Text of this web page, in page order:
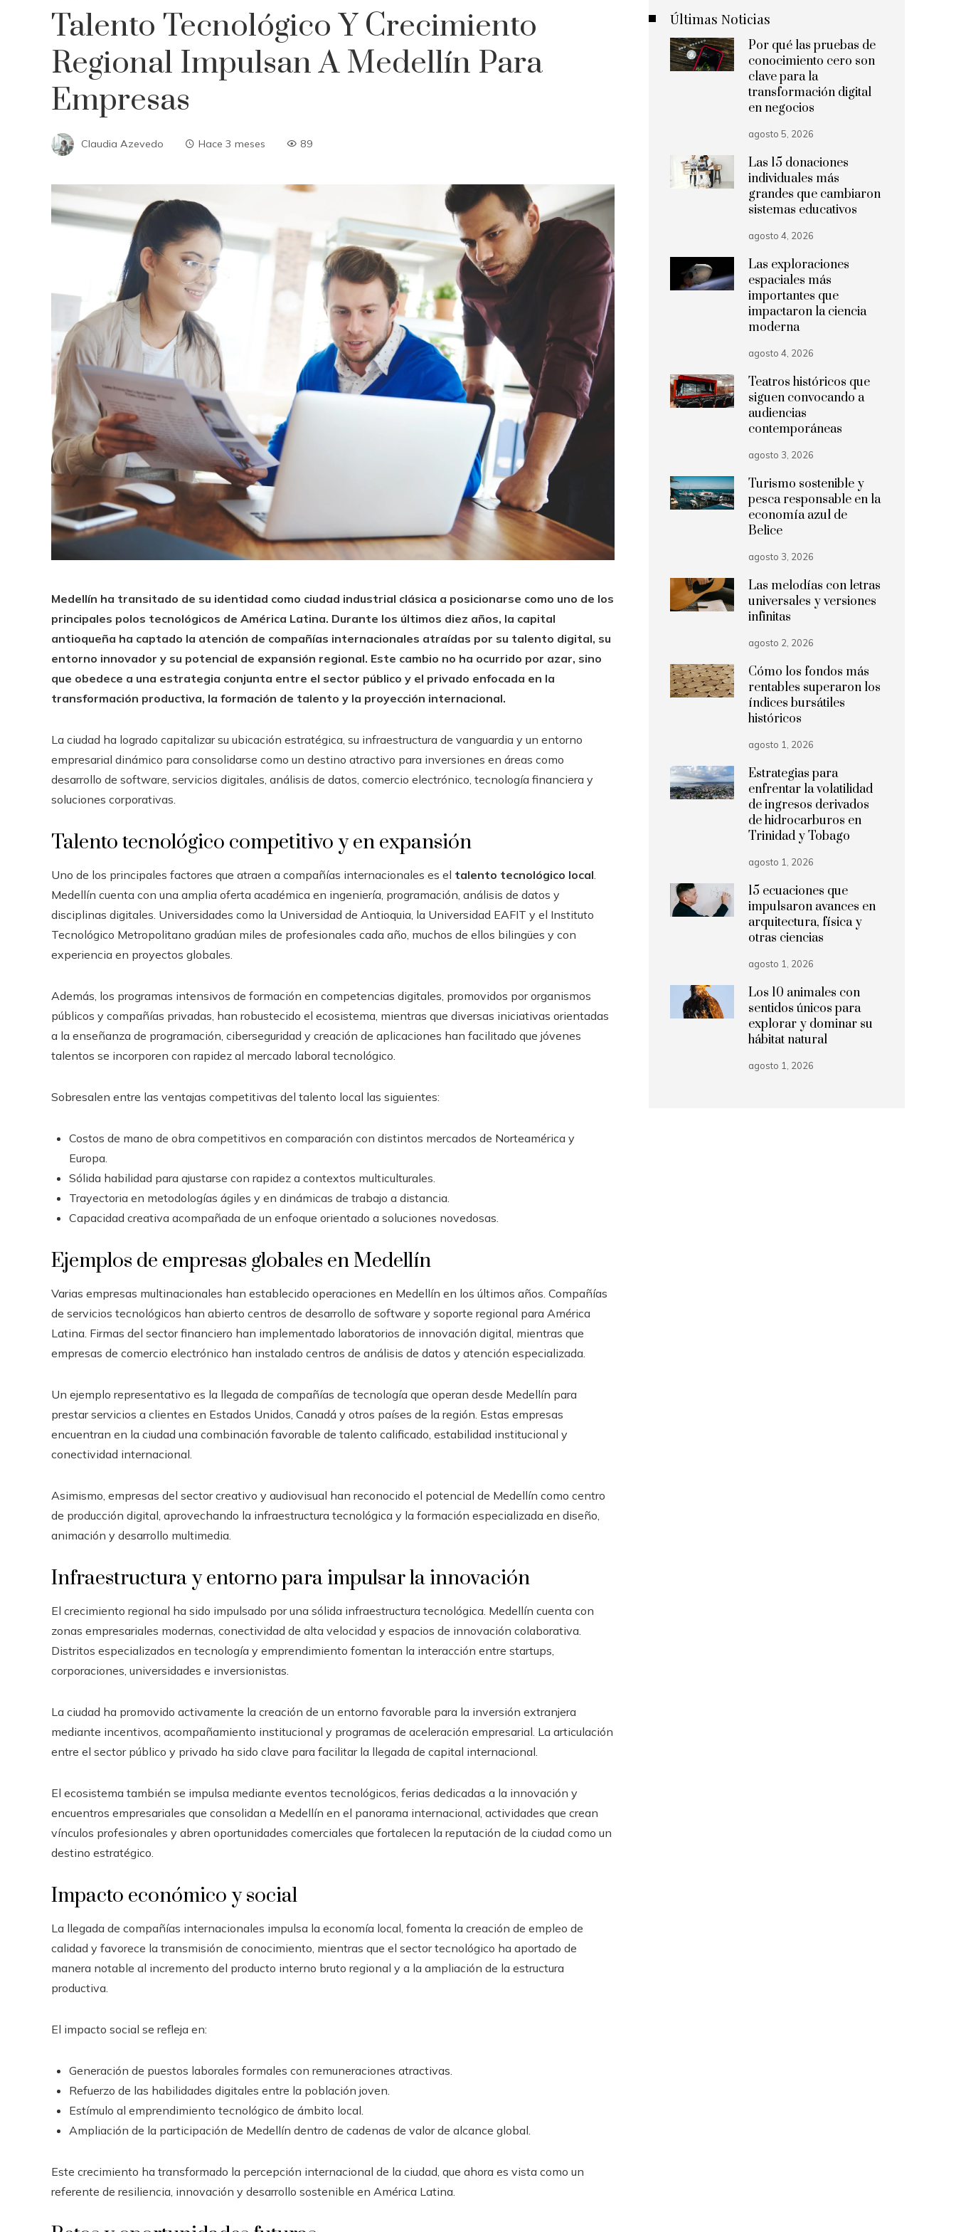
Talento Tecnológico Y Crecimiento
Regional Impulsan A Medellín Para
Empresas
Claudia Azevedo Hace 3 meses 89
Medellín ha transitado de su identidad como ciudad industrial clásica a posicionarse como uno de los
principales polos tecnológicos de América Latina. Durante los últimos diez años, la capital
antioqueña ha captado la atención de compañías internacionales atraídas por su talento digital, su
entorno innovador y su potencial de expansión regional. Este cambio no ha ocurrido por azar, sino
que obedece a una estrategia conjunta entre el sector público y el privado enfocada en la
transformación productiva, la formación de talento y la proyección internacional.
La ciudad ha logrado capitalizar su ubicación estratégica, su infraestructura de vanguardia y un entorno
empresarial dinámico para consolidarse como un destino atractivo para inversiones en áreas como
desarrollo de software, servicios digitales, análisis de datos, comercio electrónico, tecnología financiera y
soluciones corporativas.
Talento tecnológico competitivo y en expansión
Uno de los principales factores que atraen a compañías internacionales es el talento tecnológico local.
Medellín cuenta con una amplia oferta académica en ingeniería, programación, análisis de datos y
disciplinas digitales. Universidades como la Universidad de Antioquia, la Universidad EAFIT y el Instituto
Tecnológico Metropolitano gradúan miles de profesionales cada año, muchos de ellos bilingües y con
experiencia en proyectos globales.
Además, los programas intensivos de formación en competencias digitales, promovidos por organismos
públicos y compañías privadas, han robustecido el ecosistema, mientras que diversas iniciativas orientadas
a la enseñanza de programación, ciberseguridad y creación de aplicaciones han facilitado que jóvenes
talentos se incorporen con rapidez al mercado laboral tecnológico.
Sobresalen entre las ventajas competitivas del talento local las siguientes:
Costos de mano de obra competitivos en comparación con distintos mercados de Norteamérica y
Europa.
Sólida habilidad para ajustarse con rapidez a contextos multiculturales.
Trayectoria en metodologías ágiles y en dinámicas de trabajo a distancia.
Capacidad creativa acompañada de un enfoque orientado a soluciones novedosas.
Ejemplos de empresas globales en Medellín
Varias empresas multinacionales han establecido operaciones en Medellín en los últimos años. Compañías
de servicios tecnológicos han abierto centros de desarrollo de software y soporte regional para América
Latina. Firmas del sector financiero han implementado laboratorios de innovación digital, mientras que
empresas de comercio electrónico han instalado centros de análisis de datos y atención especializada.
Un ejemplo representativo es la llegada de compañías de tecnología que operan desde Medellín para
prestar servicios a clientes en Estados Unidos, Canadá y otros países de la región. Estas empresas
encuentran en la ciudad una combinación favorable de talento calificado, estabilidad institucional y
conectividad internacional.
Asimismo, empresas del sector creativo y audiovisual han reconocido el potencial de Medellín como centro
de producción digital, aprovechando la infraestructura tecnológica y la formación especializada en diseño,
animación y desarrollo multimedia.
Infraestructura y entorno para impulsar la innovación
El crecimiento regional ha sido impulsado por una sólida infraestructura tecnológica. Medellín cuenta con
zonas empresariales modernas, conectividad de alta velocidad y espacios de innovación colaborativa.
Distritos especializados en tecnología y emprendimiento fomentan la interacción entre startups,
corporaciones, universidades e inversionistas.
La ciudad ha promovido activamente la creación de un entorno favorable para la inversión extranjera
mediante incentivos, acompañamiento institucional y programas de aceleración empresarial. La articulación
entre el sector público y privado ha sido clave para facilitar la llegada de capital internacional.
El ecosistema también se impulsa mediante eventos tecnológicos, ferias dedicadas a la innovación y
encuentros empresariales que consolidan a Medellín en el panorama internacional, actividades que crean
vínculos profesionales y abren oportunidades comerciales que fortalecen la reputación de la ciudad como un
destino estratégico.
Impacto económico y social
La llegada de compañías internacionales impulsa la economía local, fomenta la creación de empleo de
calidad y favorece la transmisión de conocimiento, mientras que el sector tecnológico ha aportado de
manera notable al incremento del producto interno bruto regional y a la ampliación de la estructura
productiva.
El impacto social se refleja en:
Generación de puestos laborales formales con remuneraciones atractivas.
Refuerzo de las habilidades digitales entre la población joven.
Estímulo al emprendimiento tecnológico de ámbito local.
Ampliación de la participación de Medellín dentro de cadenas de valor de alcance global.
Este crecimiento ha transformado la percepción internacional de la ciudad, que ahora es vista como un
referente de resiliencia, innovación y desarrollo sostenible en América Latina.
Últimas Noticias
Por qué las pruebas de
conocimiento cero son
clave para la
transformación digital
en negocios
agosto 5, 2026
Las 15 donaciones
individuales más
grandes que cambiaron
sistemas educativos
agosto 4, 2026
Las exploraciones
espaciales más
importantes que
impactaron la ciencia
moderna
agosto 4, 2026
Teatros históricos que
siguen convocando a
audiencias
contemporáneas
agosto 3, 2026
Turismo sostenible y
pesca responsable en la
economía azul de
Belice
agosto 3, 2026
Las melodías con letras
universales y versiones
infinitas
agosto 2, 2026
Cómo los fondos más
rentables superaron los
índices bursátiles
históricos
agosto 1, 2026
Estrategias para
enfrentar la volatilidad
de ingresos derivados
de hidrocarburos en
Trinidad y Tobago
agosto 1, 2026
15 ecuaciones que
impulsaron avances en
arquitectura, física y
otras ciencias
agosto 1, 2026
Los 10 animales con
sentidos únicos para
explorar y dominar su
hábitat natural
agosto 1, 2026